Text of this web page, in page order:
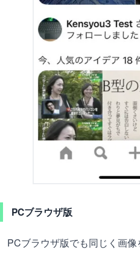
PCブラウザ版
PCブラウザ版でも同じく画像